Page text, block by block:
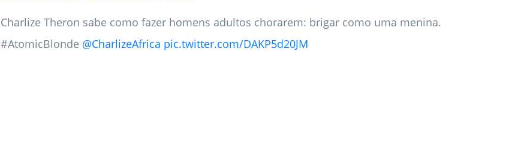
Charlize Theron sabe como fazer homens adultos chorarem: brigar como uma menina.
#AtomicBlonde @CharlizeAfrica pic.twitter.com/DAKP5d20JM